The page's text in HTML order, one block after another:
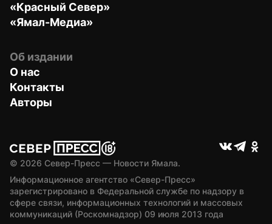
«Красный Север»
«Ямал-Медиа»
Об издании
О нас
Контакты
Авторы
© 2026 Север-Пресс — Новости Ямала.
Информационное агентство «Север-Пресс»
зарегистрировано в Федеральной службе по надзору в
сфере связи, информационных технологий и массовых
коммуникаций (Роскомнадзор) 09 июля 2013 года